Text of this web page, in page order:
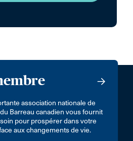
association nationale de
Barreau canadien vous fournit
pour prospérer dans votre
aux changements de vie.